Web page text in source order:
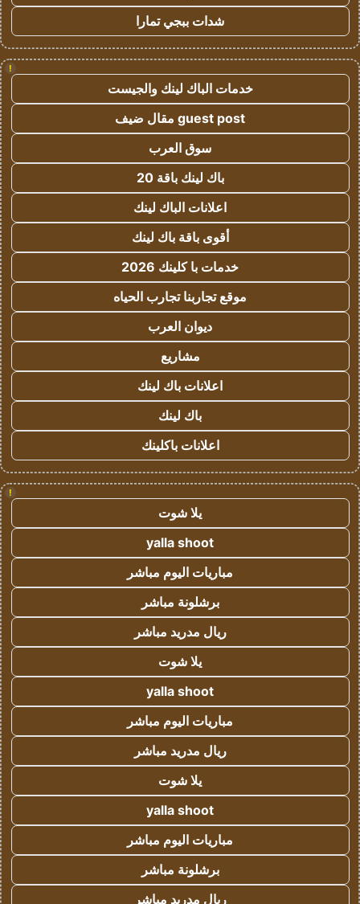
شدات ببجي تمارا
!
خدمات الباك لينك والجيست
guest post مقال ضيف
سوق العرب
باك لينك باقة 20
اعلانات الباك لينك
أقوى باقة باك لينك
خدمات با كلينك 2026
موقع تجاربنا تجارب الحياه
ديوان العرب
مشاريع
اعلانات باك لينك
باك لينك
اعلانات باكلينك
!
يلا شوت
yalla shoot
مباريات اليوم مباشر
برشلونة مباشر
ريال مدريد مباشر
يلا شوت
yalla shoot
مباريات اليوم مباشر
ريال مدريد مباشر
يلا شوت
yalla shoot
مباريات اليوم مباشر
برشلونة مباشر
ريال مدريد مباشر